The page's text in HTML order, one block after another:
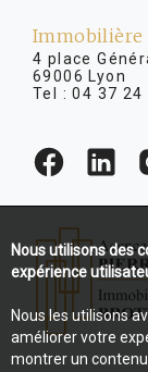
Immobilière
4 place
69006 Lyon
Tel :04 37 24
Nous utilisons des
expérience
Nous les utilisons
améliorer votre
montrer un